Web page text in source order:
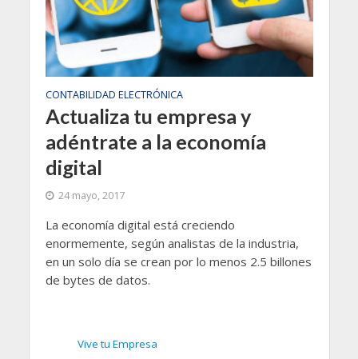
CONTABILIDAD ELECTRÓNICA
Actualiza tu empresa y
adéntrate a la economía
digital
24 mayo, 2017
La economía digital está creciendo
enormemente, según analistas de la industria,
en un solo día se crean por lo menos 2.5 billones
de bytes de datos.
Vive tu Empresa